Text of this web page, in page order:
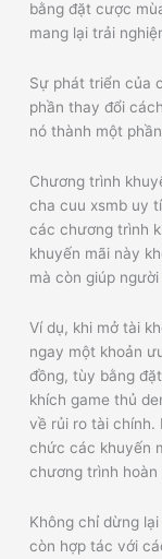
bằng đặt cược
mang lại trải
Sự phát triển của
phần thay đổi
nó thành một
Chương trình
cha cuu xsmb uy
các chương trình
khuyến mãi này
mà còn giúp
Ví dụ, khi mở tài
ngay một khoản
đồng, tùy bằng
khích game thủ
về rủi ro tài chính.
chức các khuyến
chương trình
Không chỉ dừng
còn hợp tác với